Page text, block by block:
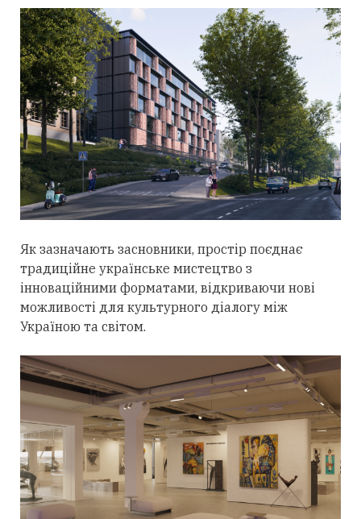
Як зазначають засновники, простір поєднає
традиційне українське мистецтво з
інноваційними форматами, відкриваючи нові
можливості для культурного діалогу між
Україною та світом.